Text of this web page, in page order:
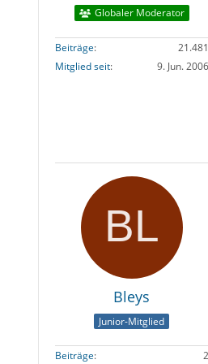
Globaler Moderator
Beiträge
21.481
Mitglied seit
9. Jun. 2006
Bleys
Junior-Mitglied
Beiträge
2